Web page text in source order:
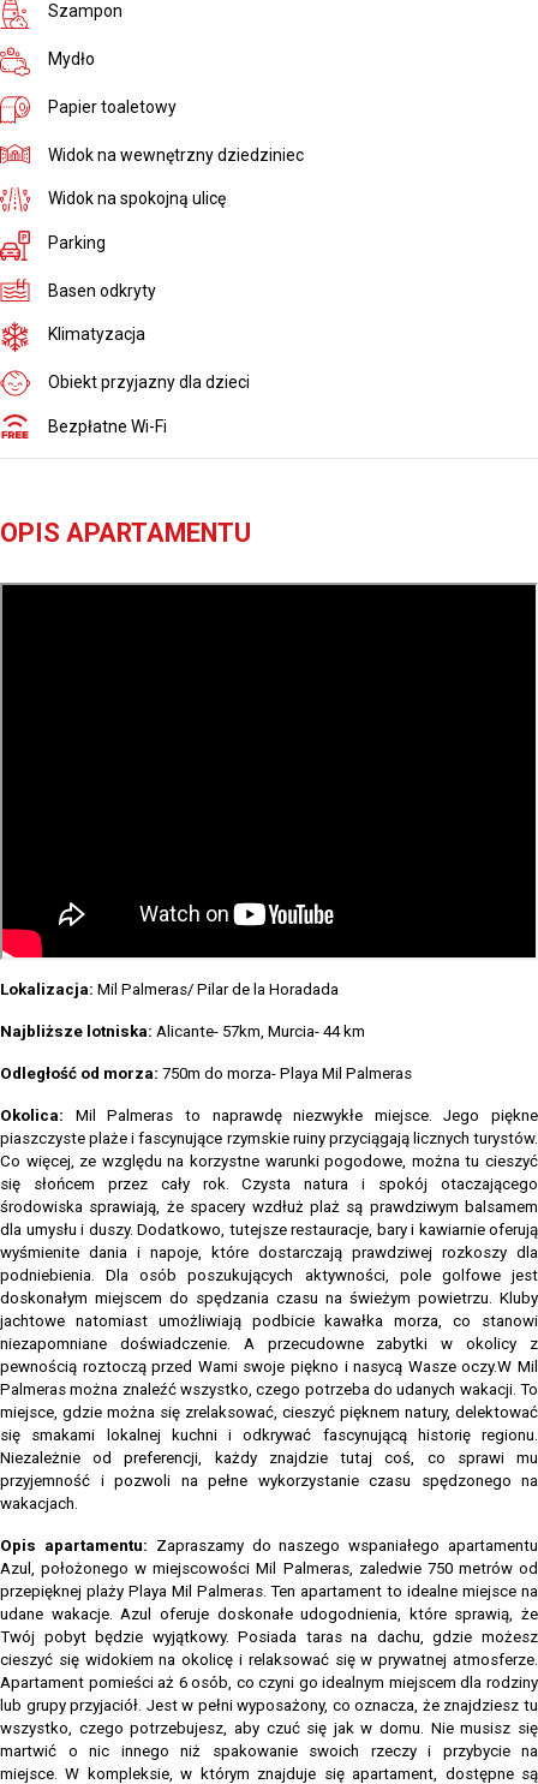
Szampon
Mydło
Papier toaletowy
Widok na wewnętrzny dziedziniec
Widok na spokojną ulicę
Parking
Basen odkryty
Klimatyzacja
Obiekt przyjazny dla dzieci
Bezpłatne Wi-Fi
OPIS APARTAMENTU
Lokalizacja: Mil Palmeras/ Pilar de la Horadada
Najbliższe lotniska: Alicante- 57km, Murcia- 44 km
Odległość od morza: 750m do morza- Playa Mil Palmeras
Okolica: Mil Palmeras to naprawdę niezwykłe miejsce. Jego piękne
piaszczyste plaże i fascynujące rzymskie ruiny przyciągają licznych turystów.
Co więcej, ze względu na korzystne warunki pogodowe, można tu cieszyć
się słońcem przez cały rok. Czysta natura i spokój otaczającego
środowiska sprawiają, że spacery wzdłuż plaż są prawdziwym balsamem
dla umysłu i duszy. Dodatkowo, tutejsze restauracje, bary i kawiarnie oferują
wyśmienite dania i napoje, które dostarczają prawdziwej rozkoszy dla
podniebienia. Dla osób poszukujących aktywności, pole golfowe jest
doskonałym miejscem do spędzania czasu na świeżym powietrzu. Kluby
jachtowe natomiast umożliwiają podbicie kawałka morza, co stanowi
niezapomniane doświadczenie. A przecudowne zabytki w okolicy z
pewnością roztoczą przed Wami swoje piękno i nasycą Wasze oczy.W Mil
Palmeras można znaleźć wszystko, czego potrzeba do udanych wakacji. To
miejsce, gdzie można się zrelaksować, cieszyć pięknem natury, delektować
się smakami lokalnej kuchni i odkrywać fascynującą historię regionu.
Niezależnie od preferencji, każdy znajdzie tutaj coś, co sprawi mu
przyjemność i pozwoli na pełne wykorzystanie czasu spędzonego na
wakacjach.
Opis apartamentu: Zapraszamy do naszego wspaniałego apartamentu
Azul, położonego w miejscowości Mil Palmeras, zaledwie 750 metrów od
przepięknej plaży Playa Mil Palmeras. Ten apartament to idealne miejsce na
udane wakacje. Azul oferuje doskonałe udogodnienia, które sprawią, że
Twój pobyt będzie wyjątkowy. Posiada taras na dachu, gdzie możesz
cieszyć się widokiem na okolicę i relaksować się w prywatnej atmosferze.
Apartament pomieści aż 6 osób, co czyni go idealnym miejscem dla rodziny
lub grupy przyjaciół. Jest w pełni wyposażony, co oznacza, że znajdziesz tu
wszystko, czego potrzebujesz, aby czuć się jak w domu. Nie musisz się
martwić o nic innego niż spakowanie swoich rzeczy i przybycie na
miejsce. W kompleksie, w którym znajduje się apartament, dostępne są